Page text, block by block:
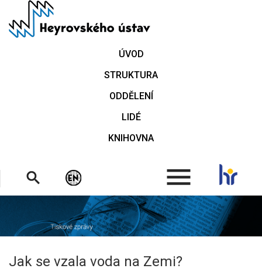
hlavnímu
ÚVOD
STRUKTURA
ODDĚLENÍ
LIDÉ
KNIHOVNA
.
Jak se vzala voda na Zemi?